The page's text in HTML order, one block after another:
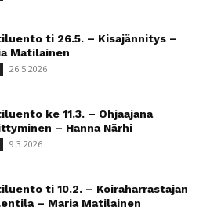
ti 26.5. – Kisajännitys –
Matilainen
26.5.2026
ke 11.3. – Ohjaajana
– Hanna Närhi
9.3.2026
ti 10.2. – Koiraharrastajan
– Maria Matilainen